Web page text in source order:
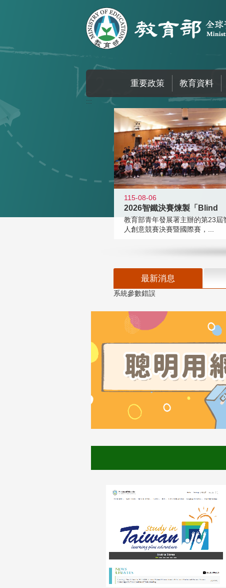
重要政策 教育資料
:::
115-08-06
2026智鐵決賽煉製「Blind
教育部青年發展署主辦的第23屆
人創意競賽決賽暨國際賽，...
最新消息
系統參數錯誤